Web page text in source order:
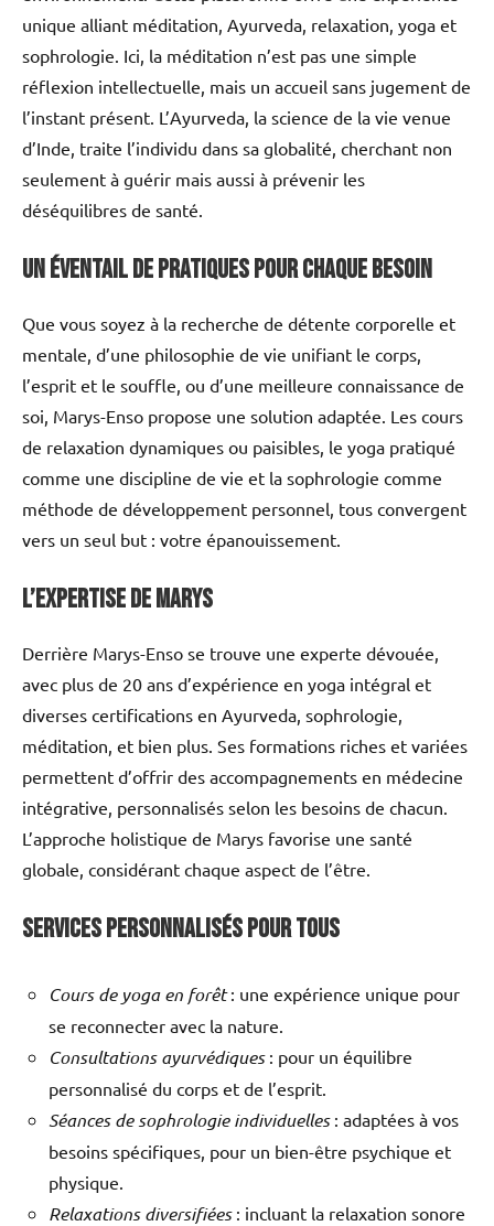
unique alliant méditation, Ayurveda, relaxation, yoga et
sophrologie. Ici, la méditation n’est pas une simple
réflexion intellectuelle, mais un accueil sans jugement de
l’instant présent. L’Ayurveda, la science de la vie venue
d’Inde, traite l’individu dans sa globalité, cherchant non
seulement à guérir mais aussi à prévenir les
déséquilibres de santé.
Un Éventail de Pratiques pour Chaque Besoin
Que vous soyez à la recherche de détente corporelle et
mentale, d’une philosophie de vie unifiant le corps,
l’esprit et le souffle, ou d’une meilleure connaissance de
soi, Marys-Enso propose une solution adaptée. Les cours
de relaxation dynamiques ou paisibles, le yoga pratiqué
comme une discipline de vie et la sophrologie comme
méthode de développement personnel, tous convergent
vers un seul but : votre épanouissement.
L’Expertise de Marys
Derrière Marys-Enso se trouve une experte dévouée,
avec plus de 20 ans d’expérience en yoga intégral et
diverses certifications en Ayurveda, sophrologie,
méditation, et bien plus. Ses formations riches et variées
permettent d’offrir des accompagnements en médecine
intégrative, personnalisés selon les besoins de chacun.
L’approche holistique de Marys favorise une santé
globale, considérant chaque aspect de l’être.
Services Personnalisés pour Tous
Cours de yoga en forêt: une expérience unique pour
se reconnecter avec la nature.
Consultations ayurvédiques: pour un équilibre
personnalisé du corps et de l’esprit.
Séances de sophrologie individuelles: adaptées à vos
besoins spécifiques, pour un bien-être psychique et
physique.
Relaxations diversifiées: incluant la relaxation sonore